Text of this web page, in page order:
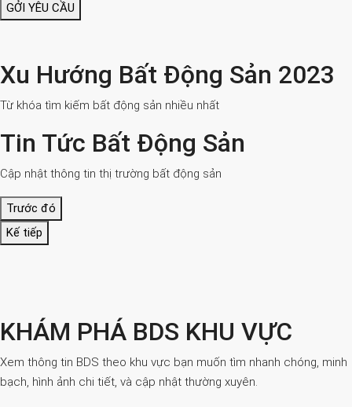
GỞI YÊU CẦU
Xu Hướng Bất Động Sản 2023
Từ khóa tìm kiếm bất động sản nhiều nhất
Tin Tức Bất Động Sản
Cập nhật thông tin thị trường bất động sản
Trước đó
Kế tiếp
KHÁM PHÁ BDS KHU VỰC
Xem thông tin BDS theo khu vực bạn muốn tìm nhanh chóng, minh
bạch, hình ảnh chi tiết, và cập nhật thường xuyên.